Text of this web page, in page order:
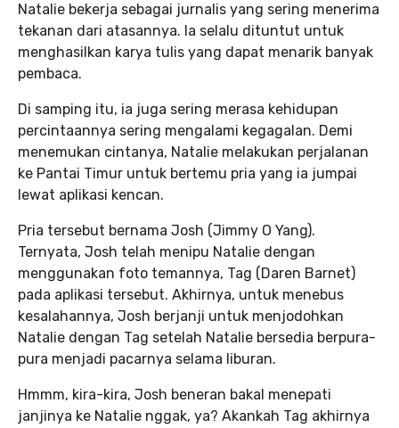
Natalie bekerja sebagai jurnalis yang sering menerima
tekanan dari atasannya. Ia selalu dituntut untuk
menghasilkan karya tulis yang dapat menarik banyak
pembaca.
Di samping itu, ia juga sering merasa kehidupan
percintaannya sering mengalami kegagalan. Demi
menemukan cintanya, Natalie melakukan perjalanan
ke Pantai Timur untuk bertemu pria yang ia jumpai
lewat aplikasi kencan.
Pria tersebut bernama Josh (Jimmy O Yang).
Ternyata, Josh telah menipu Natalie dengan
menggunakan foto temannya, Tag (Daren Barnet)
pada aplikasi tersebut. Akhirnya, untuk menebus
kesalahannya, Josh berjanji untuk menjodohkan
Natalie dengan Tag setelah Natalie bersedia berpura-
pura menjadi pacarnya selama liburan.
Hmmm, kira-kira, Josh beneran bakal menepati
janjinya ke Natalie nggak, ya? Akankah Tag akhirnya